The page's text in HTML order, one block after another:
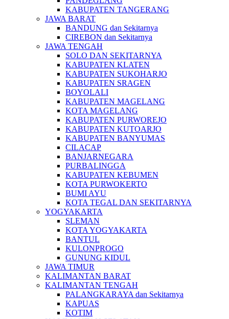
KABUPATEN TANGERANG
JAWA BARAT
BANDUNG dan Sekitarnya
CIREBON dan Sekitarnya
JAWA TENGAH
SOLO DAN SEKITARNYA
KABUPATEN KLATEN
KABUPATEN SUKOHARJO
KABUPATEN SRAGEN
BOYOLALI
KABUPATEN MAGELANG
KOTA MAGELANG
KABUPATEN PURWOREJO
KABUPATEN KUTOARJO
KABUPATEN BANYUMAS
CILACAP
BANJARNEGARA
PURBALINGGA
KABUPATEN KEBUMEN
KOTA PURWOKERTO
BUMI AYU
KOTA TEGAL DAN SEKITARNYA
YOGYAKARTA
SLEMAN
KOTA YOGYAKARTA
BANTUL
KULONPROGO
GUNUNG KIDUL
JAWA TIMUR
KALIMANTAN BARAT
KALIMANTAN TENGAH
PALANGKARAYA dan Sekitarnya
KAPUAS
KOTIM